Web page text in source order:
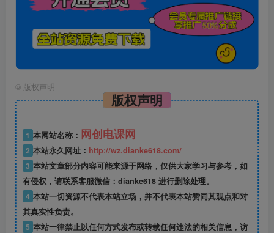
© 版权声明
版权声明
1 本网站名称： 网创电课网
2 本站永久网址： http://wz.dianke618.com/
3 本站文章部分内容可能来源于网络，仅供大家学习与参考，如
有侵权，请联系客服微信：dianke618 进行删除处理。
4 本站一切资源不代表本站立场，并不代表本站赞同其观点和对
其真实性负责。
5 本站一律禁止以任何方式发布或转载任何违法的相关信息，访